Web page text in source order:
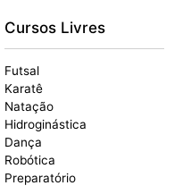
Cursos Livres
Futsal
Karatê
Natação
Hidroginástica
Dança
Robótica
Preparatório